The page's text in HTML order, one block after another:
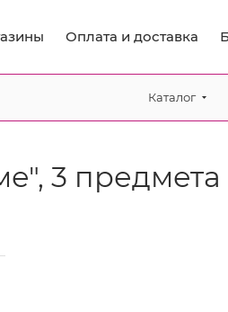
Оплата и доставка
Каталог
3 предмета